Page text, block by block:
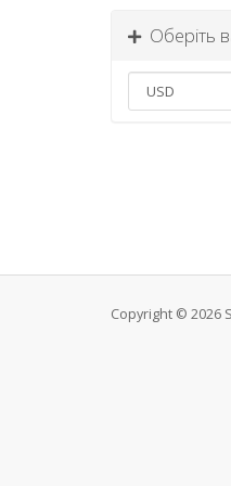
Оберіть
Copyright © 2026